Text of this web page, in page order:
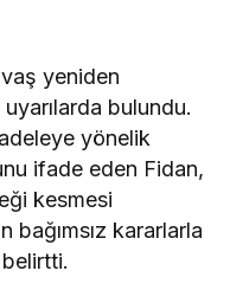
yeniden
bulundu.
yönelik
ifade eden Fidan,
kesmesi
bağımsız kararlarla